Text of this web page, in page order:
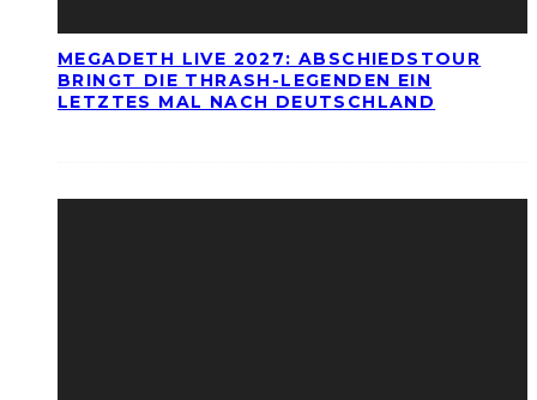
MEGADETH LIVE 2027: ABSCHIEDSTOUR
BRINGT DIE THRASH-LEGENDEN EIN
LETZTES MAL NACH DEUTSCHLAND